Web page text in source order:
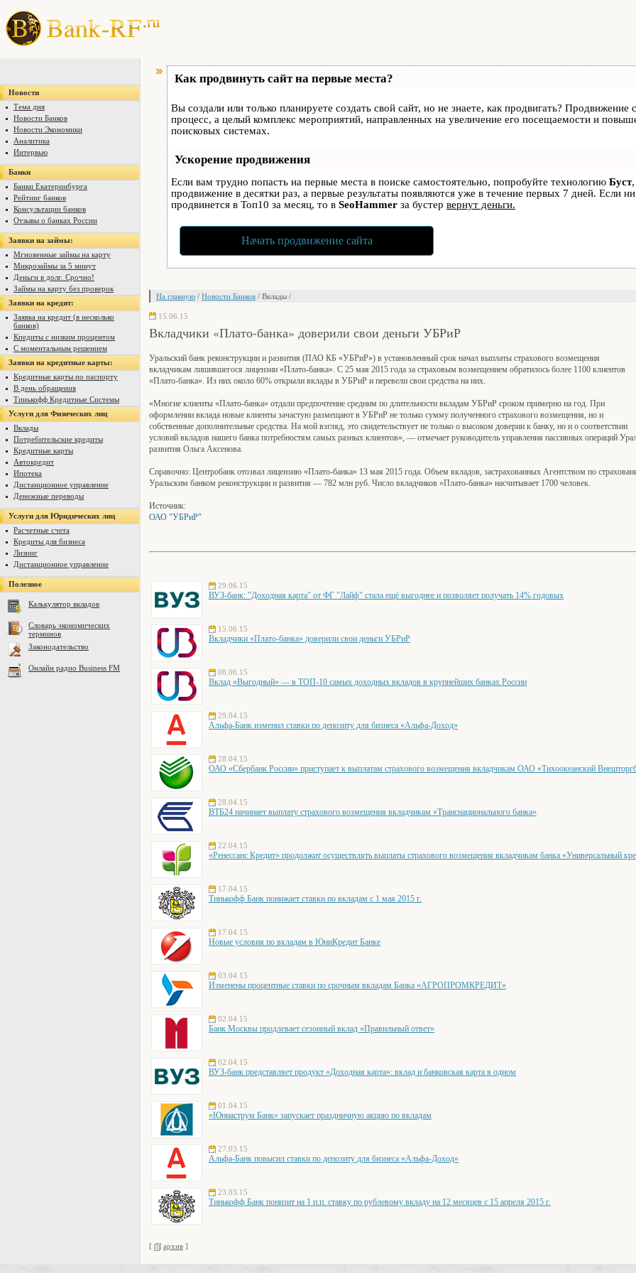
Новости
Тема дня
Новости Банков
Новости Экономики
Аналитика
Интервью
Банки
Банки Екатеринбурга
Рейтинг банков
Консультации банков
Отзывы о банках России
Заявки на займы:
Мгновенные займы на карту
Микрозаймы за 5 минут
Деньги в долг. Срочно!
Займы на карту без проверок
Заявки на кредит:
Заявка на кредит (в несколько
банков)
Кпедиты с низким процентом
С моментальным решением
Заявки на кредитные карты:
Кредитные карты по паспорту
В день обращения
Тинькофф Кредитные Системы
Услуги для Физических лиц
Вклады
Потребительские кредиты
Кредитные карты
Автокредит
Ипотека
Дистанционное управление
Денежные переводы
Услуги для Юридических лиц
Расчетные счета
Кредиты для бизнеса
Лизинг
Дистанционное управление
Полезное
Калькулятор вкладов
Словарь экономических
терминов
Законодательство
Онлайн радио Business FM
Как продвинуть сайт на первые места?
Вы создали или только планируете создать свой сайт, но не знаете, как продвигать? Продвижение
процесс, а целый комплекс мероприятий, направленных на увеличение его посещаемости и
поисковых системах.
Ускорение продвижения
Если вам трудно попасть на первые места в поиске самостоятельно, попробуйте технологию Буст
продвижение в десятки раз, а первые результаты появляются уже в течение первых 7 дней. Если
продвинется в Топ10 за месяц, то в SeoHammer за бустер вернут деньги.
Начать продвижение сайта
На главную / Новости Банков / Вклады /
15.06.15
Вкладчики «Плато-банка» доверили свои деньги УБРиР
Уральский банк реконструкции и развития (ПАО КБ «УБРиР») в установленный срок начал выплаты страхового возмещения
вкладчикам лишившегося лицензии «Плато-банка». С 25 мая 2015 года за страховым возмещением обратилось более 1100 клиентов
«Плато-банка». Из них около 60% открыли вклады в УБРиР и перевели свои средства на них.
«Многие клиенты «Плато-банка» отдали предпочтение средним по длительности вкладам УБРиР сроком примерно на год. При
оформлении вклада новые клиенты зачастую размещают в УБРиР не только сумму полученного страхового возмещения, но и
собственные дополнительные средства. На мой взгляд, это свидетельствует не только о высоком доверии к банку, но и о соответствии
условий вкладов нашего банка потребностям самых разных клиентов», — отмечает руководитель управления пассивных операций
развития Ольга Аксенова.
Справочно: Центробанк отозвал лицензию «Плато-банка» 13 мая 2015 года. Объем вкладов, застрахованных Агентством по
Уральским банком реконструкции и развития — 782 млн руб. Число вкладчиков «Плато-банка» насчитывает 1700 человек.
Источник:
ОАО "УБРиР"
29.06.15
ВУЗ-банк: "Доходная карта" от ФГ "Лайф" стала ещё выгоднее и позволяет получать 14% годовых
15.06.15
Вкладчики «Плато-банка» доверили свои деньги УБРиР
08.06.15
Вклад «Выгодный» — в ТОП-10 самых доходных вкладов в крупнейших банках России
29.04.15
Альфа-Банк изменил ставки по депозиту для бизнеса «Альфа-Доход»
28.04.15
ОАО «Сбербанк России» приступает к выплатам страхового возмещения вкладчикам ОАО «Тихоокеанский
28.04.15
ВТБ24 начинает выплату страхового возмещения вкладчикам «Транснационального банка»
22.04.15
«Ренессанс Кредит» продолжит осуществлять выплаты страхового возмещения вкладчикам банка «Универсальный
17.04.15
Тинькофф Банк понижает ставки по вкладам с 1 мая 2015 г.
17.04.15
Новые условия по вкладам в ЮниКредит Банке
03.04.15
Изменены процентные ставки по срочным вкладам Банка «АГРОПРОМКРЕДИТ»
02.04.15
Банк Москвы продлевает сезонный вклад «Правильный ответ»
02.04.15
ВУЗ-банк представляет продукт «Доходная карта»: вклад и банковская карта в одном
01.04.15
«Юниаструм Банк» запускает праздничную акцию по вкладам
27.03.15
Альфа-Банк повысил ставки по депозиту для бизнеса «Альфа-Доход»
23.03.15
Тинькофф Банк понизит на 1 п.п. ставку по рублевому вкладу на 12 месяцев с 15 апреля 2015 г.
[ архив ]